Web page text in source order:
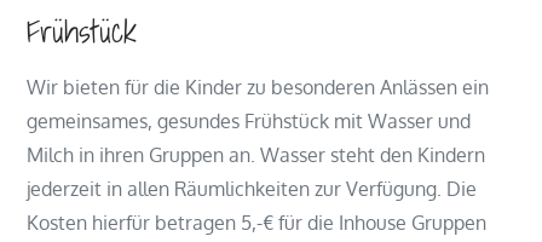
Frühstück
Wir bieten für die Kinder zu besonderen Anlässen ein
gemeinsames, gesundes Frühstück mit Wasser und
Milch in ihren Gruppen an. Wasser steht den Kindern
jederzeit in allen Räumlichkeiten zur Verfügung. Die
Kosten hierfür betragen 5,-€ für die Inhouse Gruppen